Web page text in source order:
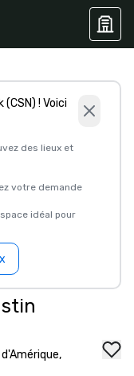
! Voici
des lieux et
votre demande
idéal pour